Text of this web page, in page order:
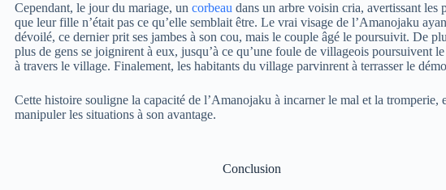
Cependant, le jour du mariage, un corbeau dans un arbre voisin cria, avertissant les
que leur fille n’était pas ce qu’elle semblait être. Le vrai visage de l’Amanojaku
dévoilé, ce dernier prit ses jambes à son cou, mais le couple âgé le poursuivit. De
plus de gens se joignirent à eux, jusqu’à ce qu’une foule de villageois poursuivent
à travers le village. Finalement, les habitants du village parvinrent à terrasser le
Cette histoire souligne la capacité de l’Amanojaku à incarner le mal et la tromperie,
manipuler les situations à son avantage.
Conclusion